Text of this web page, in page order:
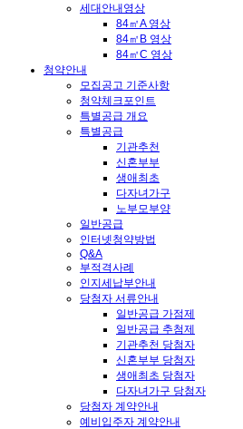
세대안내영상
84㎡A 영상
84㎡B 영상
84㎡C 영상
청약안내
모집공고 기준사항
청약체크포인트
특별공급 개요
특별공급
기관추천
신혼부부
생애최초
다자녀가구
노부모부양
일반공급
인터넷청약방법
Q&A
부적격사례
인지세납부안내
당첨자 서류안내
일반공급 가점제
일반공급 추첨제
기관추천 당첨자
신혼부부 당첨자
생애최초 당첨자
다자녀가구 당첨자
당첨자 계약안내
예비입주자 계약안내